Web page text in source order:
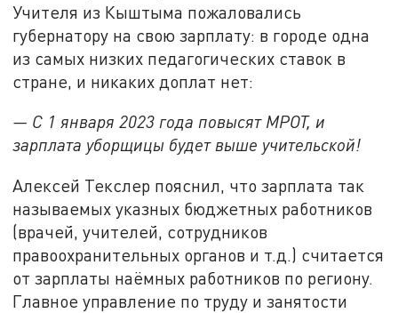
Учителя из Кыштыма пожаловались
губернатору на свою зарплату: в городе одна
из самых низких педагогических ставок в
стране, и никаких доплат нет:
— С 1 января 2023 года повысят МРОТ, и
зарплата уборщицы будет выше учительской!
Алексей Текслер пояснил, что зарплата так
называемых указных бюджетных работников
(врачей, учителей, сотрудников
правоохранительных органов и т.д.) считается
от зарплаты наёмных работников по региону.
Главное управление по труду и занятости